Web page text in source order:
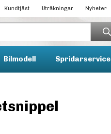
Kundtjäst Uträkningar Nyheter
Bilmodell Spridarservice